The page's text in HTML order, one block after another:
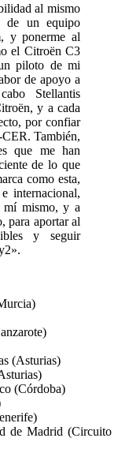
al mismo
de un equipo
y ponerme al
el Citroën C3
piloto de mi
de apoyo a
Stellantis
y a cada
por confiar
También,
que me han
de lo que
como esta,
internacional,
mismo, y a
para aportar al
y seguir
(Asturias)
(Córdoba)
de Madrid (Circuito